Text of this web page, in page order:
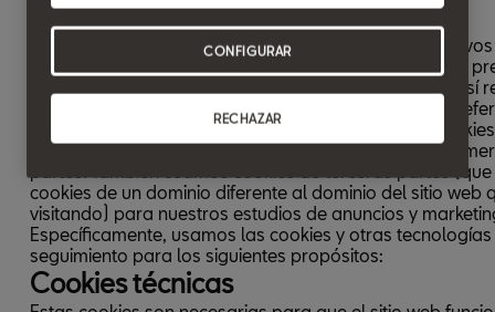
Lista de cookies
Una cookie es un fragmento pequeño de datos
que un sitio web, cuando es visitado por un usuario, le
su navegador para almacenarse en su dispositivo y así
información acerca de usted, como por ejemplo la
idioma o su información para iniciar sesión. Estas
establecidas por nosotros, y se llaman cookies de
partes. También usamos cookies de terceras partes
cookies de un dominio diferente al dominio del sitio web
visitando) para nuestros estudios de anuncios y
Específicamente, usamos las cookies y otras
seguimiento para los siguientes propósitos:
Cookies técnicas
RECHAZAR
CONFIGURAR